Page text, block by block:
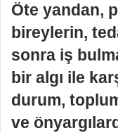
Öte yandan,
bireylerin,
sonra iş
bir algı ile
durum,
ve